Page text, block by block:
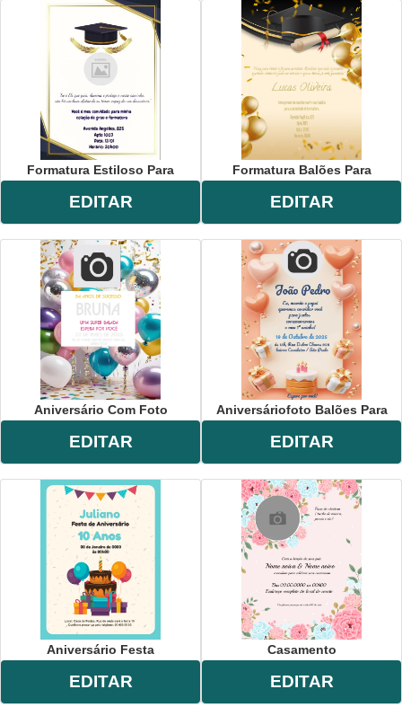
Formatura Estiloso Para
EDITAR
Formatura Balões Para
EDITAR
Aniversário Com Foto
EDITAR
Aniversáriofoto Balões Para
EDITAR
Aniversário Festa
EDITAR
Casamento
EDITAR